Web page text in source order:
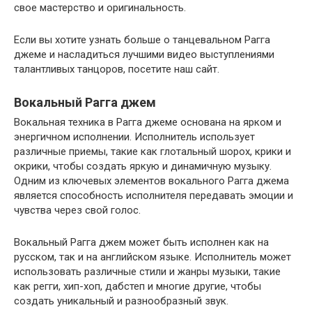
свое мастерство и оригинальность.
Если вы хотите узнать больше о танцевальном Рагга
джеме и насладиться лучшими видео выступлениями
талантливых танцоров, посетите наш сайт.
Вокальный Рагга джем
Вокальная техника в Рагга джеме основана на ярком и
энергичном исполнении. Исполнитель использует
различные приемы, такие как глотальный шорох, крики и
окрики, чтобы создать яркую и динамичную музыку.
Одним из ключевых элементов вокального Рагга джема
является способность исполнителя передавать эмоции и
чувства через свой голос.
Вокальный Рагга джем может быть исполнен как на
русском, так и на английском языке. Исполнитель может
использовать различные стили и жанры музыки, такие
как регги, хип-хоп, дабстеп и многие другие, чтобы
создать уникальный и разнообразный звук.